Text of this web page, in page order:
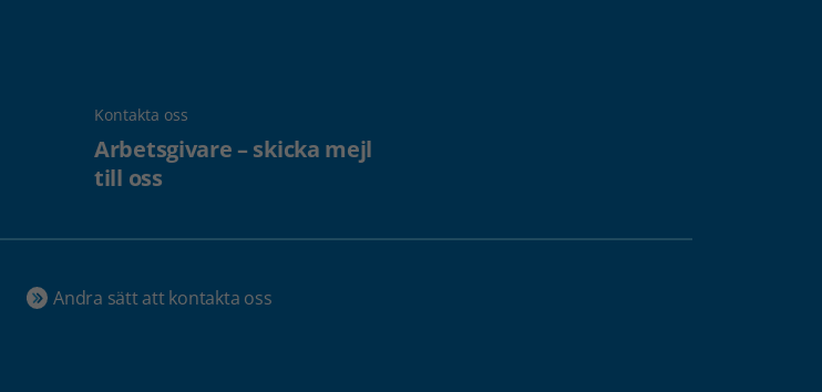
Kontakta oss
Arbetsgivare – skicka mejl
till oss
Andra sätt att kontakta oss